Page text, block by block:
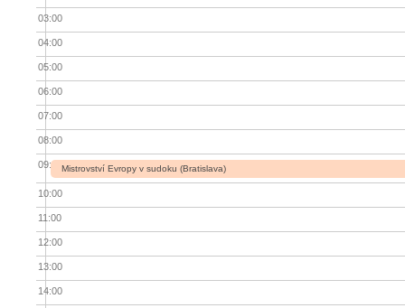
03:00
04:00
05:00
06:00
07:00
08:00
09:00Mistrovství Evropy v sudoku (Bratislava)
10:00
11:00
12:00
13:00
14:00